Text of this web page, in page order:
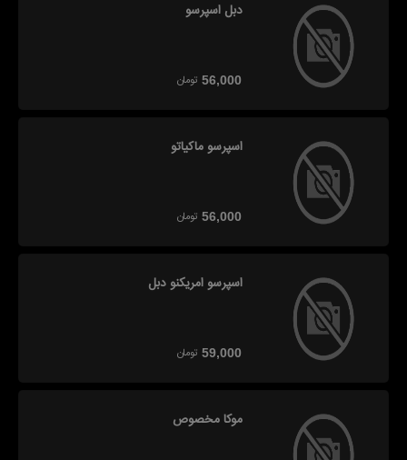
دبل اسپرسو
56,000 تومان
اسپرسو ماکیاتو
56,000 تومان
اسپرسو امریکنو دبل
59,000 تومان
موکا مخصوص